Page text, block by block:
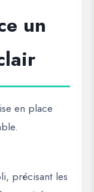
un
en place
précisant les